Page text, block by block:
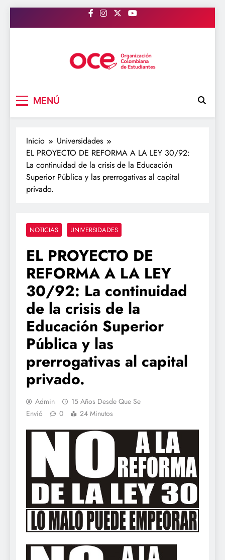
al
MENÚ
Inicio
Universidades
EL PROYECTO DE REFORMA A LA LEY 30/92:
La continuidad de la crisis de la Educación
Superior Pública y las prerrogativas al capital
privado.
NOTICIAS UNIVERSIDADES
EL PROYECTO DE
REFORMA A LA LEY
30/92: La continuidad
de la crisis de la
Educación Superior
Pública y las
prerrogativas al capital
privado.
Admin
15 Años Desde Que Se
Envió
0 24 Minutos